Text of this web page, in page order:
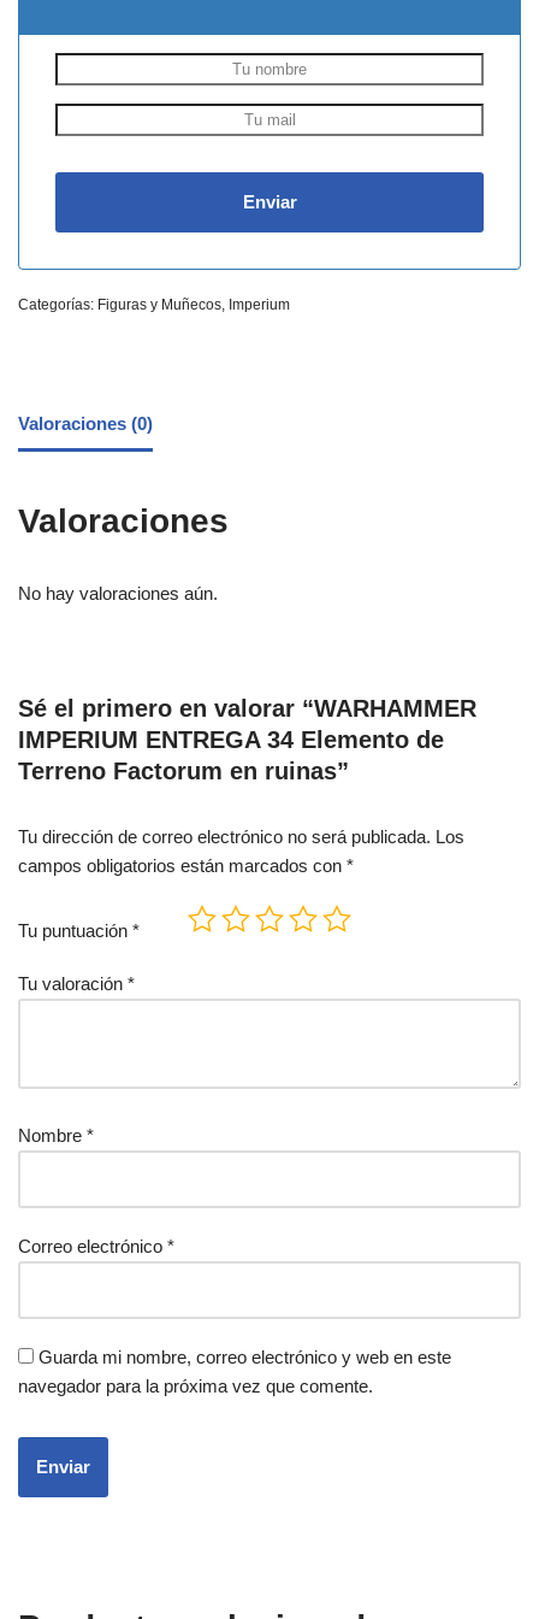
Categorías: Figuras y Muñecos, Imperium
Valoraciones (0)
Valoraciones
No hay valoraciones aún.
Sé el primero en valorar “WARHAMMER
IMPERIUM ENTREGA 34 Elemento de
Terreno Factorum en ruinas”
Tu dirección de correo electrónico no será publicada. Los
campos obligatorios están marcados con *
Tu puntuación *
Tu valoración *
Nombre *
Correo electrónico *
Guarda mi nombre, correo electrónico y web en este
navegador para la próxima vez que comente.